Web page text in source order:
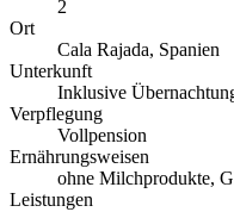
2
Ort
Cala Rajada, Spanien
Unterkunft
Inklusive
Verpflegung
Vollpension
Ernährungsweisen
ohne Milchprodukte,
Leistungen